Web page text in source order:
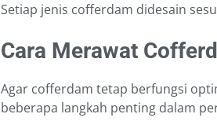
Setiap jenis cofferdam didesain
Cara Merawat
Agar cofferdam tetap berfungsi
beberapa langkah penting dalam